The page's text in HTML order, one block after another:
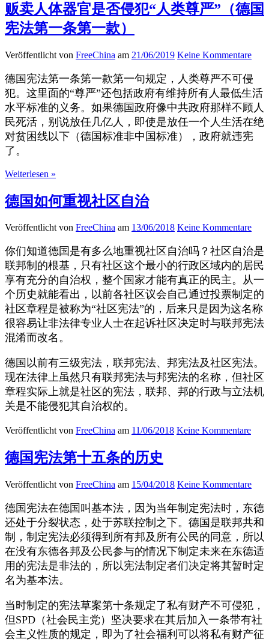
贩卖人体器官是否侵犯“人类尊严”（德国
宪法第一条第一款）
Veröffentlicht von FreeChina am 21/06/2019 Keine Kommentare
德国宪法第一条第一款第一句规定，人类尊严不可侵
犯。这里面的“尊严”还包括政府有维持所有人最低生活
水平标准的义务。如果德国政府像中共政府那样不顾人
民死活，别说放任几亿人，即使是放任一个人生活在绝
对贫困线以下（德国标准非中国标准），政府就违宪
了。
Weiterlesen »
德国如何重视社区自治
Veröffentlicht von FreeChina am 13/06/2018 Keine Kommentare
你们知道德国是有多么地重视社区自治吗？社区自治是
联邦制的根基，只有社区这个最小的行政区域内的居民
享有充分的自治权，整个国家才能有真正的民主。从一
个历史就能看出，以前各社区议会自己通过投票制定的
社区章程是被称为“社区宪法”的，后来只是因为这名称
很容易让非法律专业人士在起诉社区决定时与联邦宪法
混淆而改名。
德国以前有三级宪法，联邦宪法、邦宪法及社区宪法。
现在法律上虽然只有联邦宪法与邦宪法的名称，但社区
章程实际上就是社区的宪法，联邦、邦的行政与立法机
关是不能侵犯其自治权的。
Veröffentlicht von FreeChina am 11/06/2018 Keine Kommentare
德国宪法第十五条的历史
Veröffentlicht von FreeChina am 15/04/2018 Keine Kommentare
德国宪法在德国叫基本法，因为当年制定宪法时，东德
还处于分裂状态，处于苏联控制之下。德国是联邦共和
制，制定宪法必须得到所有邦及所有公民的同意，所以
在没有东德各邦及公民参与的情况下制定未来在东德适
用的宪法是非法的，所以宪法制定者们决定将其暂时定
名为基本法。
当时制定的宪法草案第十条规定了私有财产不可侵犯，
但SPD（社会民主党）坚决要求在其后加入一条带有社
会主义性质的规定，即为了社会福利可以将私有财产征